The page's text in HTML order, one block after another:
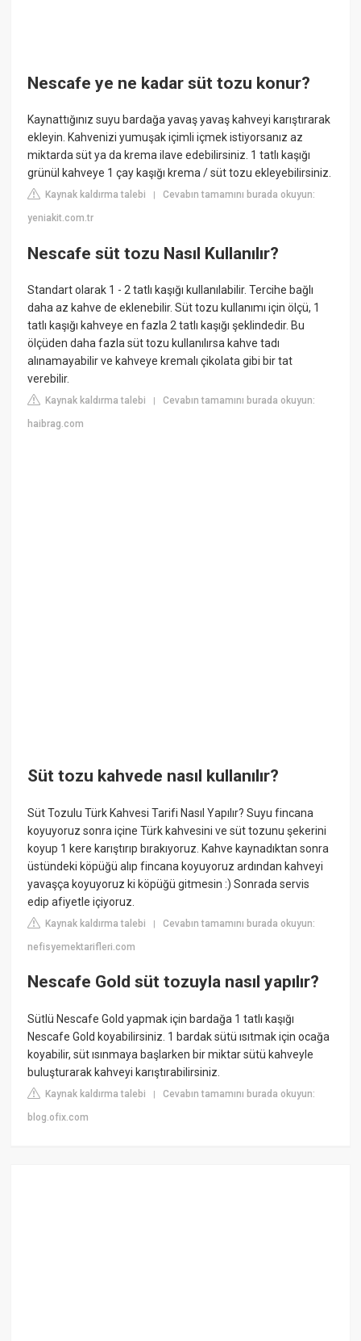
Nescafe ye ne kadar süt tozu konur?
Kaynattığınız suyu bardağa yavaş yavaş kahveyi karıştırarak
ekleyin. Kahvenizi yumuşak içimli içmek istiyorsanız az
miktarda süt ya da krema ilave edebilirsiniz. 1 tatlı kaşığı
grünül kahveye 1 çay kaşığı krema / süt tozu ekleyebilirsiniz.
Kaynak kaldırma talebi |Cevabın tamamını burada okuyun:
yeniakit.com.tr
Nescafe süt tozu Nasıl Kullanılır?
Standart olarak 1 - 2 tatlı kaşığı kullanılabilir. Tercihe bağlı
daha az kahve de eklenebilir. Süt tozu kullanımı için ölçü, 1
tatlı kaşığı kahveye en fazla 2 tatlı kaşığı şeklindedir. Bu
ölçüden daha fazla süt tozu kullanılırsa kahve tadı
alınamayabilir ve kahveye kremalı çikolata gibi bir tat
verebilir.
Kaynak kaldırma talebi |Cevabın tamamını burada okuyun:
haibrag.com
Süt tozu kahvede nasıl kullanılır?
Süt Tozulu Türk Kahvesi Tarifi Nasıl Yapılır? Suyu fincana
koyuyoruz sonra içine Türk kahvesini ve süt tozunu şekerini
koyup 1 kere karıştırıp bırakıyoruz. Kahve kaynadıktan sonra
üstündeki köpüğü alıp fincana koyuyoruz ardından kahveyi
yavaşça koyuyoruz ki köpüğü gitmesin :) Sonrada servis
edip afiyetle içiyoruz.
Kaynak kaldırma talebi |Cevabın tamamını burada okuyun:
nefisyemektarifleri.com
Nescafe Gold süt tozuyla nasıl yapılır?
Sütlü Nescafe Gold yapmak için bardağa 1 tatlı kaşığı
Nescafe Gold koyabilirsiniz. 1 bardak sütü ısıtmak için ocağa
koyabilir, süt ısınmaya başlarken bir miktar sütü kahveyle
buluşturarak kahveyi karıştırabilirsiniz.
Kaynak kaldırma talebi |Cevabın tamamını burada okuyun:
blog.ofix.com